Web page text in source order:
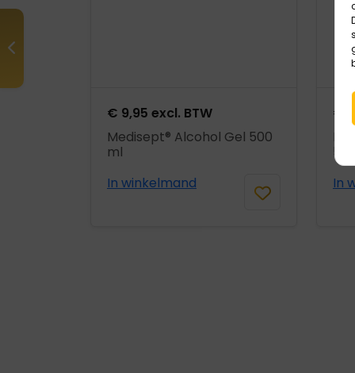
€ 9,95 excl. BTW
Medisept® Alcohol Gel 500
ml
In winkelmand
€
In